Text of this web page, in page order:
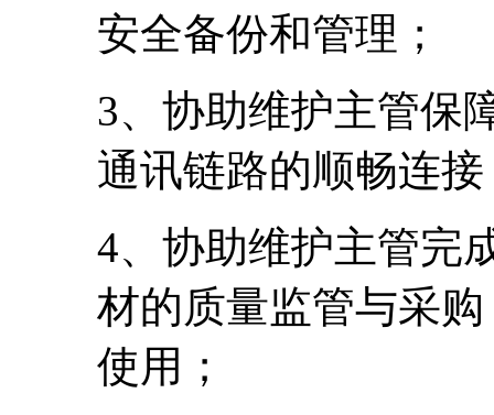
安全备份和管理；
3、协助维护主管保
通讯链路的顺畅连
4、协助维护主管完
材的质量监管与采
使用；